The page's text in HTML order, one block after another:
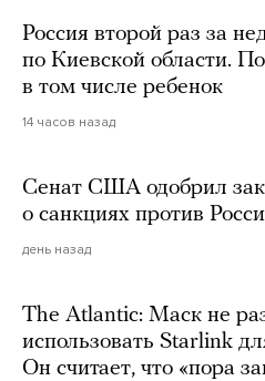
Россия второй раз за
по Киевской области.
в том числе ребенок
14 часов назад
Сенат США одобрил
о санкциях против
день назад
The Atlantic: Маск не
использовать Starlink
Он считает, что «пора